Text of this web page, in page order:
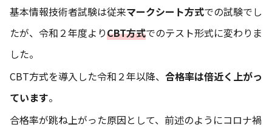
基本情報技術者試験は従来マークシート方式での試験でし
たが、令和２年度よりCBT方式でのテスト形式に変わりま
した。
CBT方式を導入した令和２年以降、 合格率は倍近く上がっ
ています。
合格率が跳ね上がった原因として、前述のようにコロナ禍